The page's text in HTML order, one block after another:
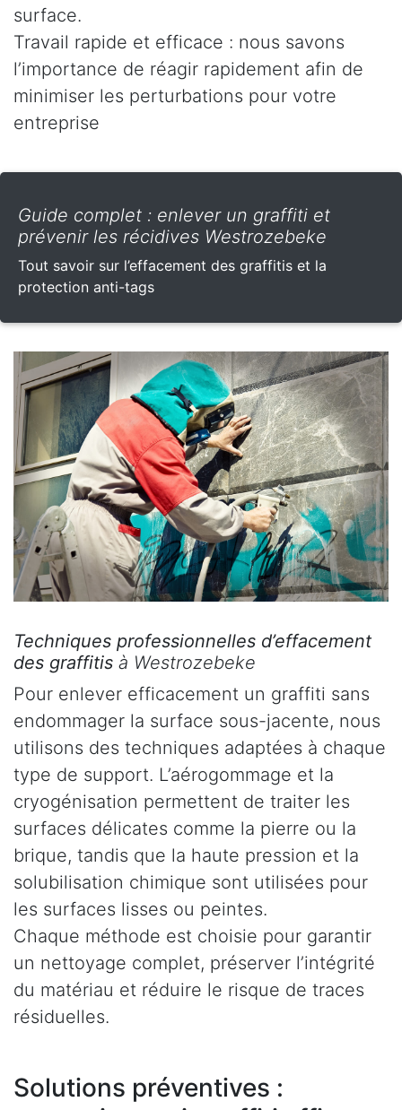
surface.
Travail rapide et efficace : nous savons
l’importance de réagir rapidement afin de
minimiser les perturbations pour votre
entreprise
Guide complet : enlever un graffiti et
prévenir les récidives Westrozebeke
Tout savoir sur l’effacement des graffitis et la
protection anti-tags
Techniques professionnelles d’effacement
des graffitis à Westrozebeke
Pour enlever efficacement un graffiti sans
endommager la surface sous-jacente, nous
utilisons des techniques adaptées à chaque
type de support. L’aérogommage et la
cryogénisation permettent de traiter les
surfaces délicates comme la pierre ou la
brique, tandis que la haute pression et la
solubilisation chimique sont utilisées pour
les surfaces lisses ou peintes.
Chaque méthode est choisie pour garantir
un nettoyage complet, préserver l’intégrité
du matériau et réduire le risque de traces
résiduelles.
Solutions préventives :